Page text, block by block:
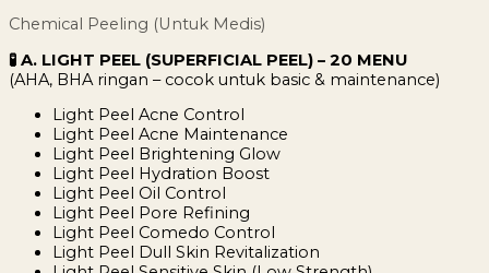
Chemical Peeling (Untuk Medis)
🧪 A. LIGHT PEEL (SUPERFICIAL PEEL) – 20 MENU
(AHA, BHA ringan – cocok untuk basic & maintenance)
Light Peel Acne Control
Light Peel Acne Maintenance
Light Peel Brightening Glow
Light Peel Hydration Boost
Light Peel Oil Control
Light Peel Pore Refining
Light Peel Comedo Control
Light Peel Dull Skin Revitalization